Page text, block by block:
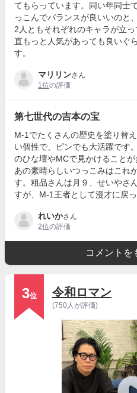
てもらっています。同い年同士
っこんでバランスが良いいのと
2人ともそれぞれのキャラが立
直もっと人気があっても良いぐ
す。
マリリンさん
1位の評価
第七世代の吉本の宝
M-1でたくさんの歴史を塗り替
い個性で、ピンでも大活躍です
のひな壇やMCで見かけること
あの素晴らしいつっこみはこれ
す。粗品さんは月９、せいやさ
すが、M-1王者として漫才に戻っ
れいかさん
2位の評価
コメントを
3位 令和ロマン
(750人が評価)